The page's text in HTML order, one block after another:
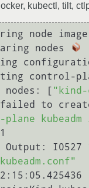
kubectl, tilt,
node
nodes
control-
nodes: [
failed to
plane